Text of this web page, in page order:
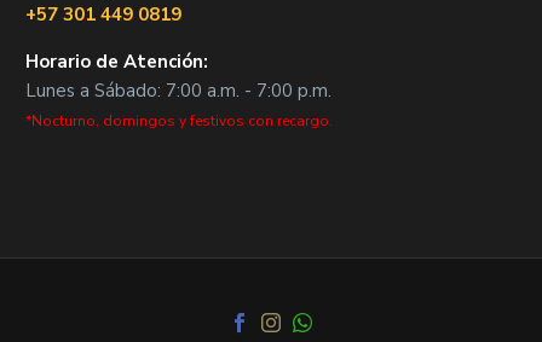
+57 301 449 0819
Horario de Atención:
Lunes a Sábado: 7:00 a.m. - 7:00 p.m.
*Nocturno, domingos y festivos con recargo.